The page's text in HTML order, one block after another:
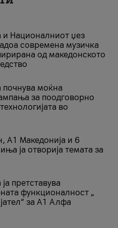
и Националниот џез
современа музичка
од македонското
почнува моќна
за поодговорно
во
A1 Македонија и 6
ја отворија темата за
претставува
функционалност „
за А1 Алфа